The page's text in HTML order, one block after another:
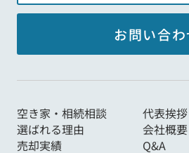
お問い合わ
空き家・相続相談
代表挨拶
選ばれる理由
会社概要
売却実績
Q&A